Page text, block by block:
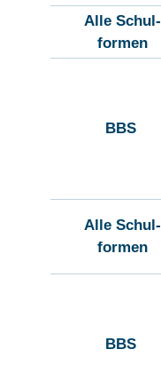
Alle Schul-
formen
BBS
Alle Schul-
formen
BBS